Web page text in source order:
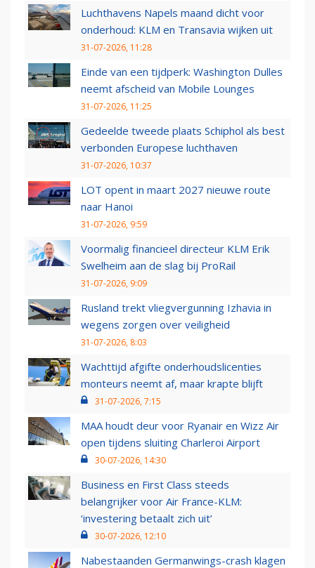
Luchthavens Napels maand dicht voor
onderhoud: KLM en Transavia wijken uit
31-07-2026, 11:28
Einde van een tijdperk: Washington Dulles
neemt afscheid van Mobile Lounges
31-07-2026, 11:25
Gedeelde tweede plaats Schiphol als best
verbonden Europese luchthaven
31-07-2026, 10:37
LOT opent in maart 2027 nieuwe route
naar Hanoi
31-07-2026, 9:59
Voormalig financieel directeur KLM Erik
Swelheim aan de slag bij ProRail
31-07-2026, 9:09
Rusland trekt vliegvergunning Izhavia in
wegens zorgen over veiligheid
31-07-2026, 8:03
Wachttijd afgifte onderhoudslicenties
monteurs neemt af, maar krapte blijft
31-07-2026, 7:15
MAA houdt deur voor Ryanair en Wizz Air
open tijdens sluiting Charleroi Airport
30-07-2026, 14:30
Business en First Class steeds
belangrijker voor Air France-KLM:
‘investering betaalt zich uit’
30-07-2026, 12:10
Nabestaanden Germanwings-crash klagen